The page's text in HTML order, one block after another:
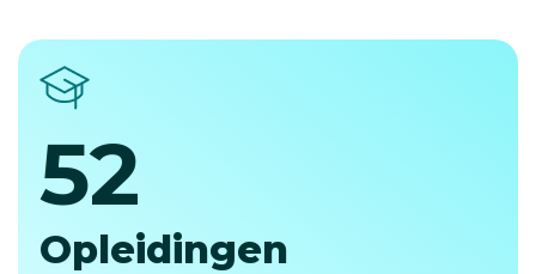
52
52
Opleidingen